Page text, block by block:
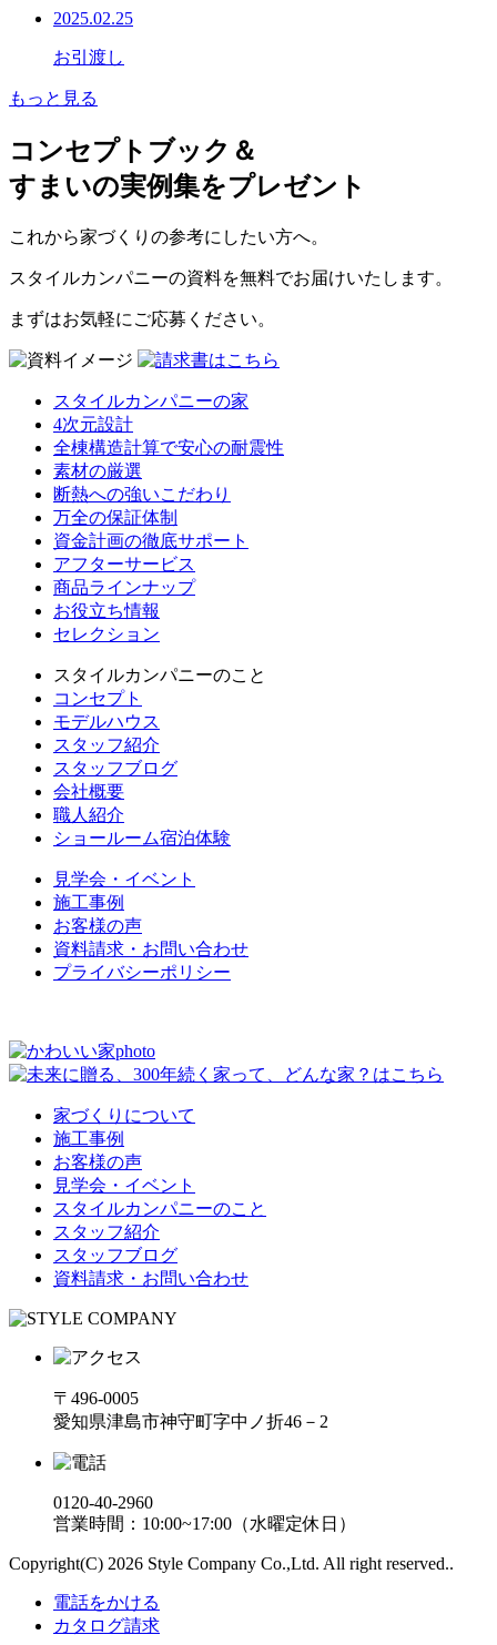
2025.02.25
お引渡し
もっと見る
コンセプトブック＆
すまいの実例集をプレゼント
これから家づくりの参考にしたい方へ。
スタイルカンパニーの資料を無料でお届けいたします。
まずはお気軽にご応募ください。
スタイルカンパニーの家
4次元設計
全棟構造計算で安心の耐震性
素材の厳選
断熱への強いこだわり
万全の保証体制
資金計画の徹底サポート
アフターサービス
商品ラインナップ
お役立ち情報
セレクション
スタイルカンパニーのこと
コンセプト
モデルハウス
スタッフ紹介
スタッフブログ
会社概要
職人紹介
ショールーム宿泊体験
見学会・イベント
施工事例
お客様の声
資料請求・お問い合わせ
プライバシーポリシー
家づくりについて
施工事例
お客様の声
見学会・イベント
スタイルカンパニーのこと
スタッフ紹介
スタッフブログ
資料請求・お問い合わせ
〒496-0005
愛知県津島市神守町字中ノ折46－2
0120-40-2960
営業時間：10:00~17:00（水曜定休日）
Copyright(C) 2026 Style Company Co.,Ltd. All right reserved..
電話をかける
カタログ請求